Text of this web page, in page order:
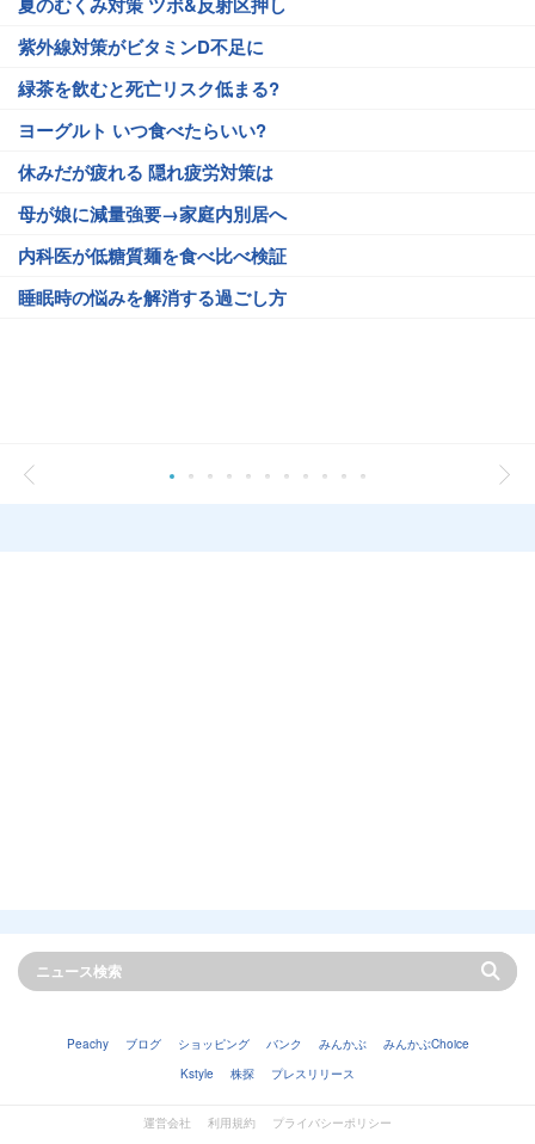
紫外線対策がビタミンD不足に
緑茶を飲むと死亡リスク低まる?
ヨーグルト いつ食べたらいい?
休みだが疲れる 隠れ疲労対策は
母が娘に減量強要→家庭内別居へ
内科医が低糖質麺を食べ比べ検証
睡眠時の悩みを解消する過ごし方
Peachy ブログ ショッピング バンク みんかぶ
みんかぶChoice
Kstyle
株探 プレスリリース
運営会社 利用規約 プライバシーポリシー